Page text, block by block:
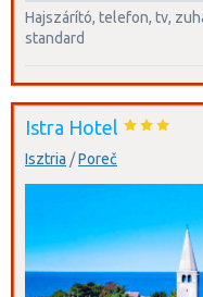
hajszárító, telefon, tv, zuhanyzós fürdőszoba, légkondícionált,
standard
Istra Hotel
Isztria /Poreč